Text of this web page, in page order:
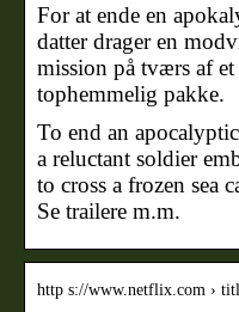
For at ende en
datter drager en
mission på tværs af
tophemmelig pakke.
To end an
a reluctant soldier
to cross a frozen sea
Se trailere m.m.
http s://www.netflix.com ›